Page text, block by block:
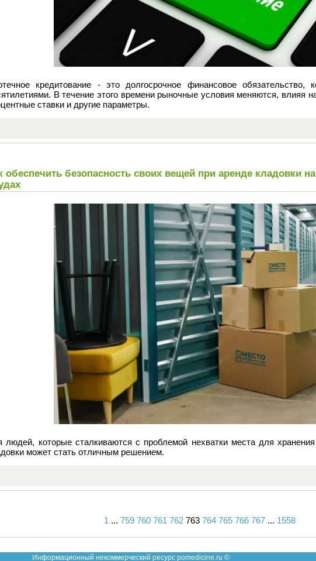
кредитование - это долгосрочное финансовое обязательство,
В течение этого времени рыночные условия меняются, влияя
ставки и другие параметры.
обеспечить безопасность своих вещей при аренде кладовки
людей, которые сталкиваются с проблемой нехватки места для
может стать отличным решением.
1 ... 759 760 761 762 763 764 765 766 767 ... 1558
Информационный некоммерческий ресурс pomedicine.ru ©